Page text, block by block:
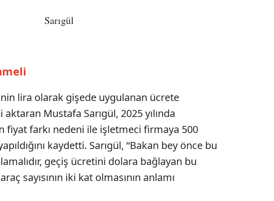
Sarıgül
lira olarak gişede uygulanan ücrete
Mustafa Sarıgül, 2025 yılında
fiyat farkı nedeni ile işletmeci firmaya 500
kaydetti. Sarıgül, “Bakan bey önce bu
geçiş ücretini dolara bağlayan bu
sayısının iki kat olmasının anlamı